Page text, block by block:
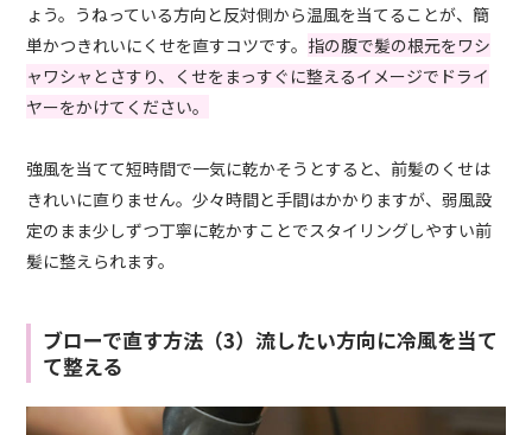
ょう。うねっている方向と反対側から温風を当てることが、簡
単かつきれいにくせを直すコツです。 指の腹で髪の根元をワシ
ャワシャとさすり、くせをまっすぐに整えるイメージでドライ
ヤーをかけてください。
強風を当てて短時間で一気に乾かそうとすると、前髪のくせは
きれいに直りません。少々時間と手間はかかりますが、弱風設
定のまま少しずつ丁寧に乾かすことでスタイリングしやすい前
髪に整えられます。
ブローで直す方法（3）流したい方向に冷風を当て
て整える